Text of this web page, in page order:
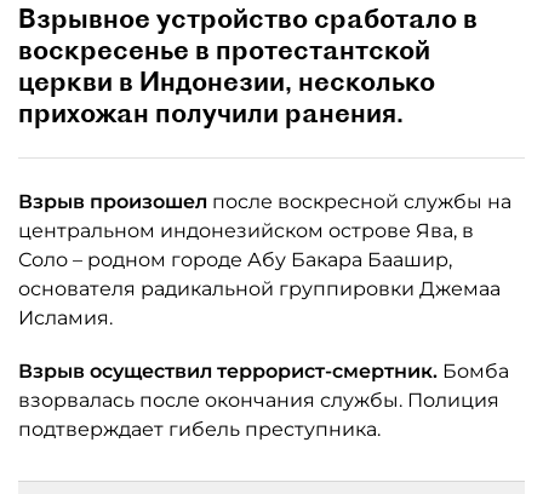
Взрывное устройство сработало в
воскресенье в протестантской
церкви в Индонезии, несколько
прихожан получили ранения.
Взрыв произошел после воскресной службы на
центральном индонезийском острове Ява, в
Соло – родном городе Абу Бакара Баашир,
основателя радикальной группировки Джемаа
Исламия.
Взрыв осуществил террорист-смертник. Бомба
взорвалась после окончания службы. Полиция
подтверждает гибель преступника.